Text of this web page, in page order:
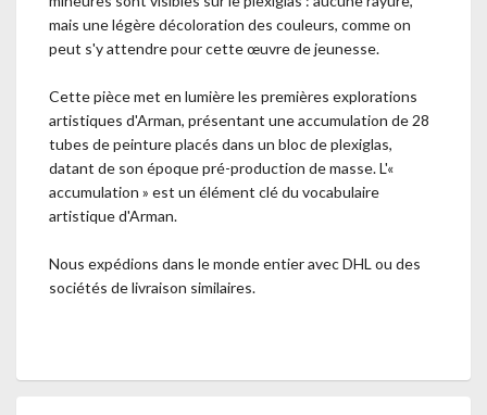
mais une légère décoloration des couleurs, comme on
peut s'y attendre pour cette œuvre de jeunesse.
Cette pièce met en lumière les premières explorations
artistiques d'Arman, présentant une accumulation de 28
tubes de peinture placés dans un bloc de plexiglas,
datant de son époque pré-production de masse. L'«
accumulation » est un élément clé du vocabulaire
artistique d'Arman.
Nous expédions dans le monde entier avec DHL ou des
sociétés de livraison similaires.